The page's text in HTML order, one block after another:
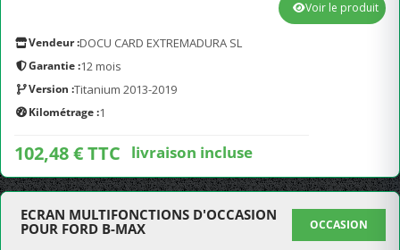
Vendeur :DOCU CARD EXTREMADURA SL
Garantie :12 mois
Version :Titanium 2013-2019
Kilométrage :1
102,48 € TTC livraison incluse
Voir le produit
ECRAN MULTIFONCTIONS D'OCCASION
POUR FORD B-MAX
OCCASION